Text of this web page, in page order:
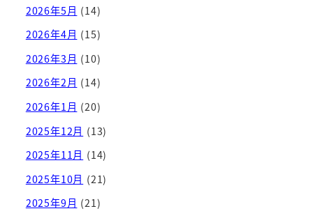
2026年5月 (14)
2026年4月 (15)
2026年3月 (10)
2026年2月 (14)
2026年1月 (20)
2025年12月 (13)
2025年11月 (14)
2025年10月 (21)
2025年9月 (21)